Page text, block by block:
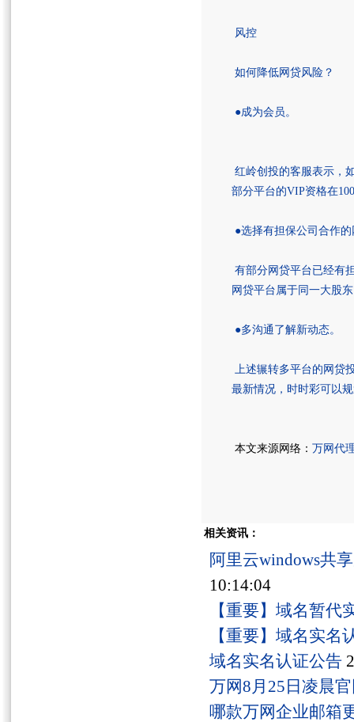
风控
如何降低网贷风险？
●成为会员。
红岭创投的客服表示，
部分平台的VIP资格在
●选择有担保公司合作
有部分网贷平台已经有
网贷平台属于同一大股
●多沟通了解新动态。
上述辗转多平台的网贷
最新情况， 时时彩可以
本文来源网络： 万网代
相关资讯：
阿里云windows共
10:14:04
【重要】域名暂代
【重要】域名实名
域名实名认证公告
万网8月25日凌晨
哪款万网企业邮箱